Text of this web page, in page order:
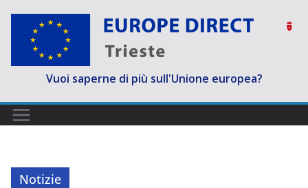
contenuto
Vuoi saperne di più sull'Unione europea?
Notizie